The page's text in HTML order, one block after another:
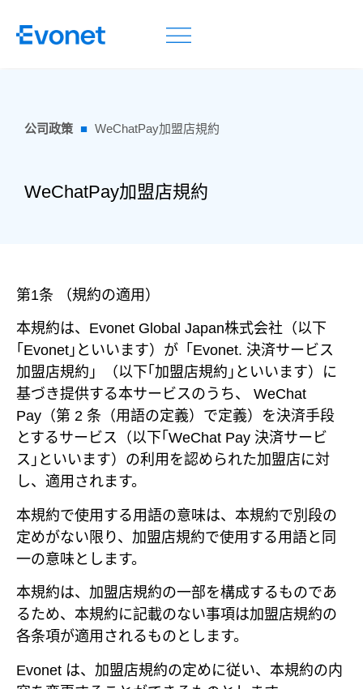
公司政策 ■ WeChatPay加盟店規約
WeChatPay加盟店規約
第1条 （規約の適用）
本規約は、Evonet Global Japan株式会社（以下
｢Evonet｣といいます）が「Evonet. 決済サービス
加盟店規約」（以下｢加盟店規約｣といいます）に
基づき提供する本サービスのうち、 WeChat
Pay（第 2 条（用語の定義）で定義）を決済手段
とするサービス（以下｢WeChat Pay 決済サービ
ス｣といいます）の利用を認められた加盟店に対
し、適用されます。
本規約で使用する用語の意味は、本規約で別段の
定めがない限り、加盟店規約で使用する用語と同
一の意味とします。
本規約は、加盟店規約の一部を構成するものであ
るため、本規約に記載のない事項は加盟店規約の
各条項が適用されるものとします。
Evonet は、加盟店規約の定めに従い、本規約の内